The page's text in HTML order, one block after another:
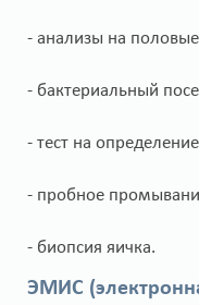
- анализы на
- бактериальный
- тест на
- пробное
- биопсия яичка.
ЭМИС